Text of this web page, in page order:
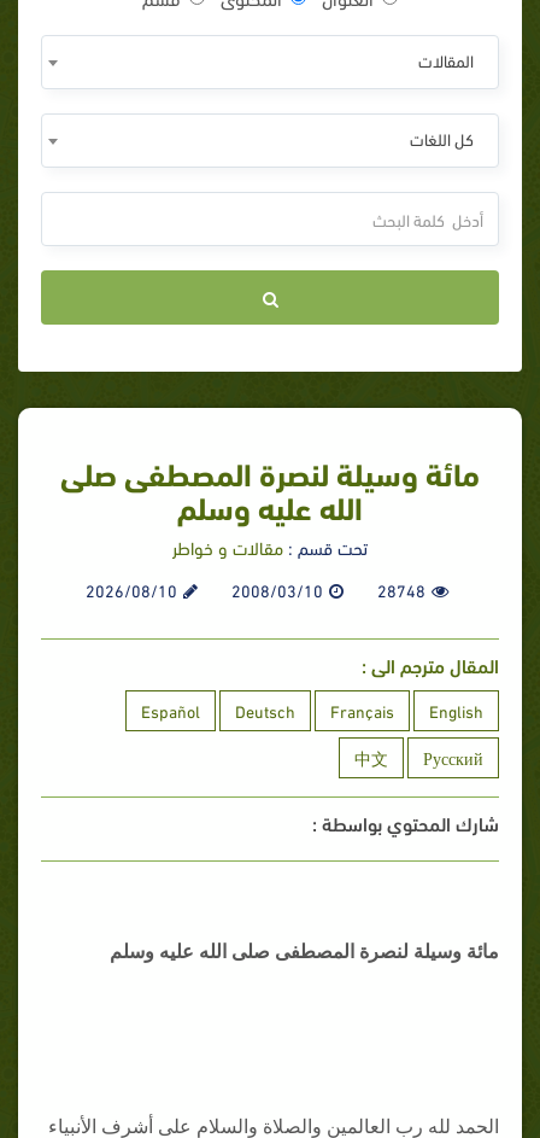
المقالات
كل اللغات
مائة وسيلة لنصرة المصطفى صلى
الله عليه وسلم
تحت قسم : مقالات و خواطر
28748
2008/03/10
2026/08/10
المقال مترجم الى :
English
Français
Deutsch
Español
Русский
中文
شارك المحتوي بواسطة :
مائة وسيلة لنصرة المصطفى صلى الله عليه وسلم
الحمد لله رب العالمين والصلاة والسلام على أشرف الأنبياء